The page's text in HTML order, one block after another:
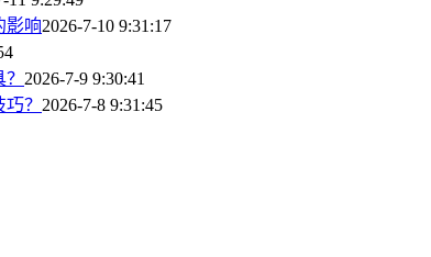
影响2026-7-10 9:31:17
2026-7-9 9:30:41
？ 2026-7-8 9:31:45